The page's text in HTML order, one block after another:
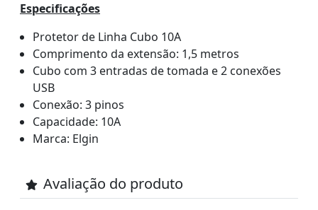
Especificações
Protetor de Linha Cubo 10A
Comprimento da extensão: 1,5 metros
Cubo com 3 entradas de tomada e 2 conexões
USB
Conexão: 3 pinos
Capacidade: 10A
Marca: Elgin
Avaliação do produto